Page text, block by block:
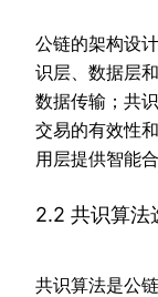
公链的架构设
识层、数据层
数据传输；共
交易的有效性
用层提供智能
2.2 共识算法
共识算法是公